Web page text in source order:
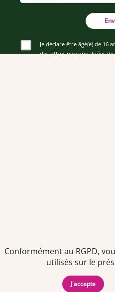
Je déclare être âgé(e) de 16
des offres personnalisées
données
personnelles
Officine.
réservés.
Conformément au RGPD,
utilisés sur le
J'accepte